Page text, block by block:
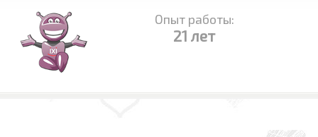
Опыт работы:
21 лет